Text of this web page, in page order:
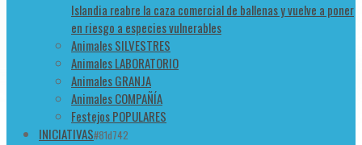
Islandia reabre la caza comercial de ballenas y vuelve a poner
en riesgo a especies vulnerables
Animales SILVESTRES
Animales LABORATORIO
Animales GRANJA
Animales COMPAÑÍA
Festejos POPULARES
INICIATIVAS#81d742